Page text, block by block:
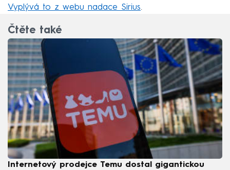
Vyplývá to z webu nadace Sirius.
Čtěte také
Internetový prodejce Temu dostal gigantickou